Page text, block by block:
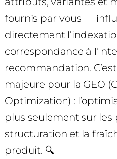
fournis par vous —
directement
correspondance à
recommandation.
majeure pour la GEO
Optimization) :
plus seulement sur les
structuration et la
produit. 🔍